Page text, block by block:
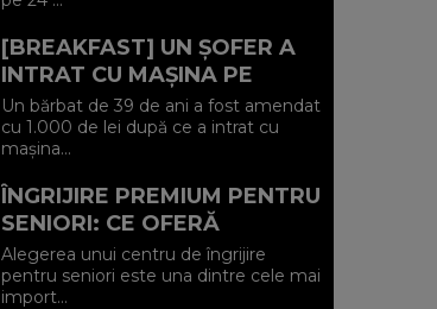
IULIE (P)...
[BREAKFAST] UN ȘOFER A
INTRAT CU MAȘINA PE
PLAJA DIN VADU ȘI A FOST
AMENDAT.
Un bărbat de 39 de ani a fost amendat
cu 1.000 de lei după ce a intrat cu
mașina...
ÎNGRIJIRE PREMIUM PENTRU
SENIORI: CE OFERĂ
CENTRUL AFFINITY LIFE
CARE (P)
Alegerea unui centru de îngrijire
pentru seniori este una dintre cele mai
import...